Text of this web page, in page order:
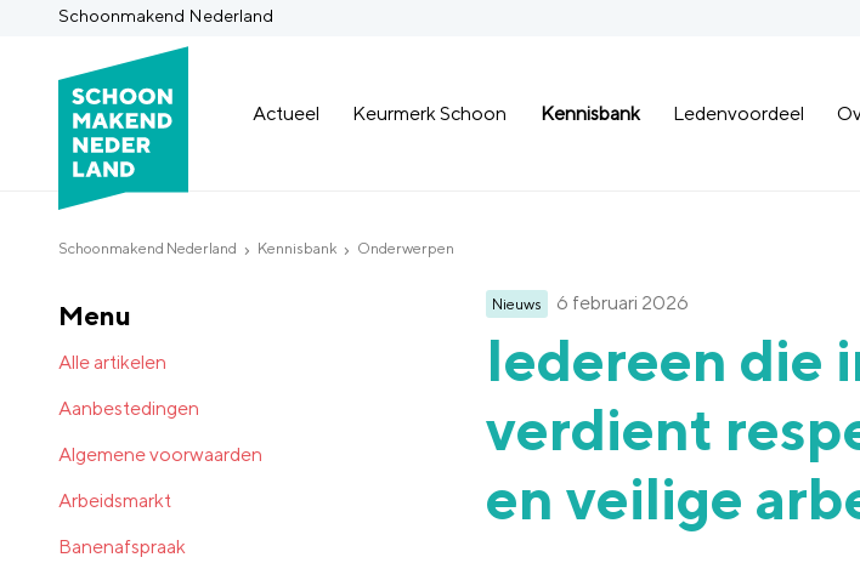
Schoonmakend Nederland
Actueel Keurmerk Schoon Kennisbank Ledenvoordeel
Schoonmakend Nederland Kennisbank Onderwerpen
Nieuws 6 februari 2026
Iedereen die
verdient
en veilige
Menu
Alle artikelen
Aanbestedingen
Algemene voorwaarden
Arbeidsmarkt
Banenafspraak